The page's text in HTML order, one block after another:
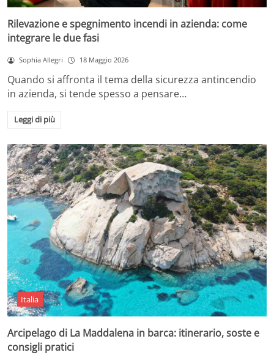
Rilevazione e spegnimento incendi in azienda: come
integrare le due fasi
Sophia Allegri 18 Maggio 2026
Quando si affronta il tema della sicurezza antincendio
in azienda, si tende spesso a pensare…
Leggi di più
Italia
Arcipelago di La Maddalena in barca: itinerario, soste e
consigli pratici